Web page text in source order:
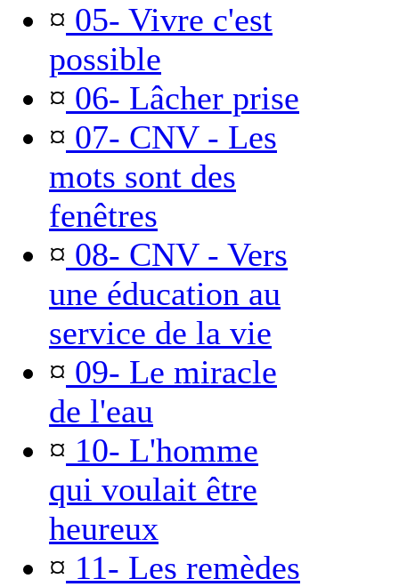
¤ 05- Vivre c'est
possible
¤ 06- Lâcher prise
¤ 07- CNV - Les
mots sont des
fenêtres
¤ 08- CNV - Vers
une éducation au
service de la vie
¤ 09- Le miracle
de l'eau
¤ 10- L'homme
qui voulait être
heureux
¤ 11- Les remèdes